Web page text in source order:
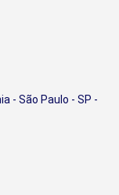
- São Paulo - SP -